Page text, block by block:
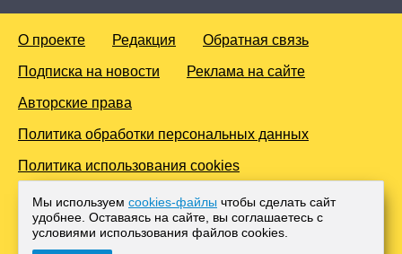
О проекте Редакция Обратная связь
Подписка на новости Реклама на сайте
Авторские права
Политика обработки персональных данных
Политика использования cookies
© 2016-2026 Все права защищены. Для лиц старше 18 лет.
Любое копирование материалов и тиражирование в сети
Интернет, либо печатных изданиях без согласования с
Администрацией проекта, преследуется законом.
Мы используем cookies-файлы чтобы сделать сайт
удобнее. Оставаясь на сайте, вы соглашаетесь с
условиями использования файлов cооkies.